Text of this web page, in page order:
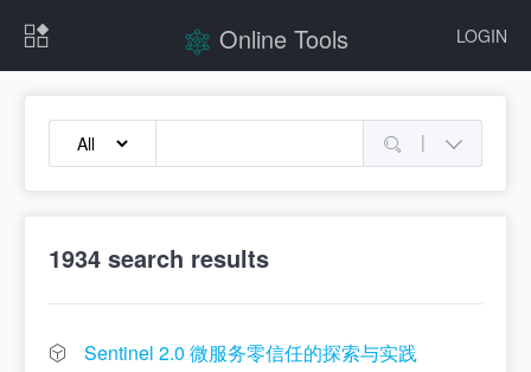
LOGIN
Online Tools
|
1934 search results
Sentinel 2.0 微服务零信任的探索与实践